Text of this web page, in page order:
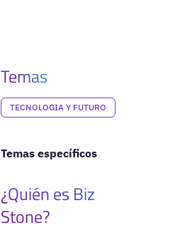
Temas
TECNOLOGIA Y FUTURO
Temas específicos
¿Quién es Biz
Stone?